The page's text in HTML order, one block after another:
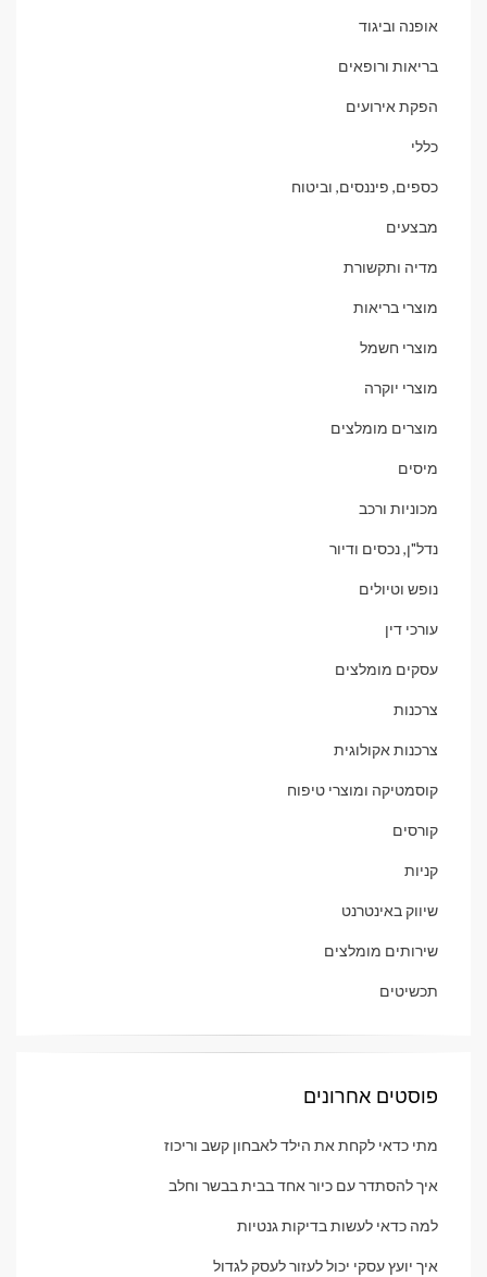
אופנה וביגוד
בריאות ורופאים
הפקת אירועים
כללי
כספים, פיננסים, וביטוח
מבצעים
מדיה ותקשורת
מוצרי בריאות
מוצרי חשמל
מוצרי יוקרה
מוצרים מומלצים
מיסים
מכוניות ורכב
נדל"ן, נכסים ודיור
נופש וטיולים
עורכי דין
עסקים מומלצים
צרכנות
צרכנות אקולוגית
קוסמטיקה ומוצרי טיפוח
קורסים
קניות
שיווק באינטרנט
שירותים מומלצים
תכשיטים
פוסטים אחרונים
מתי כדאי לקחת את הילד לאבחון קשב וריכוז
איך להסתדר עם כיור אחד בבית בבשר וחלב
למה כדאי לעשות בדיקות גנטיות
איך יועץ עסקי יכול לעזור לעסק לגדול